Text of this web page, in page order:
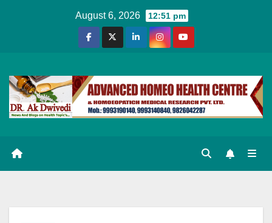
August 6, 2026 12:51 pm